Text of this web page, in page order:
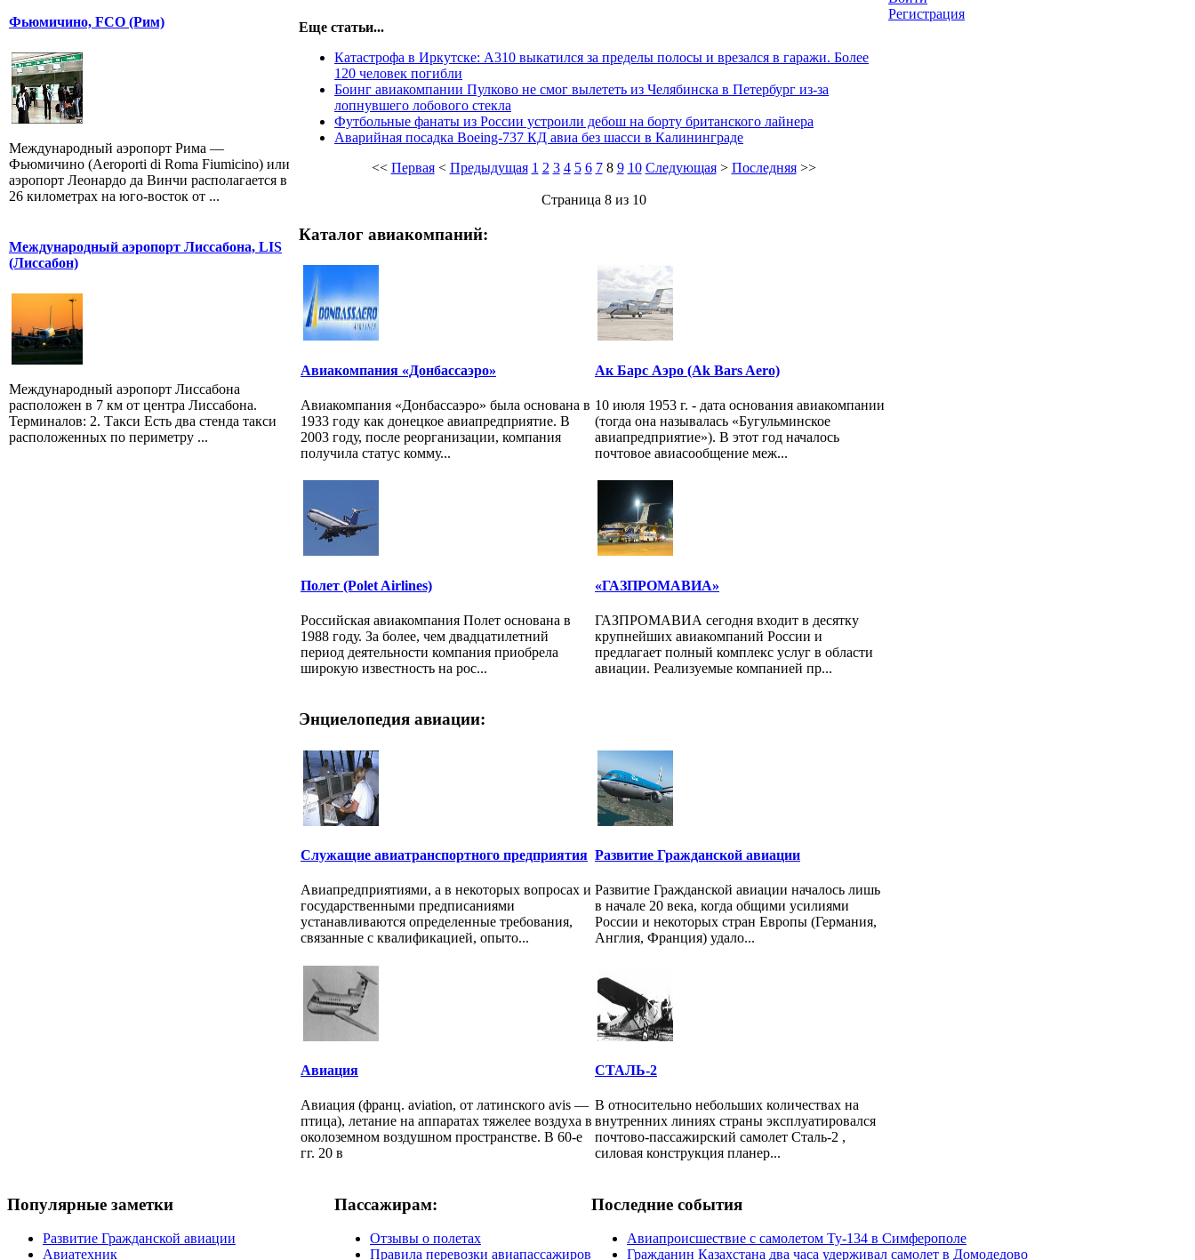
Фьюмичино, FCO (Рим)
Международный аэропорт Рима —
Фьюмичино (Aeroporti di Roma Fiumicino) или
аэропорт Леонардо да Винчи располагается в
26 километрах на юго-восток от ...
Международный аэропорт Лиссабона, LIS
(Лиссабон)
Международный аэропорт Лиссабона
расположен в 7 км от центра Лиссабона.
Терминалов: 2. Такси Есть два стенда такси
расположенных по периметру ...
Еще статьи...
Катастрофа в Иркутске: А310 выкатился за пределы полосы и врезался в гаражи. Более
120 человек погибли
Боинг авиакомпании Пулково не смог вылететь из Челябинска в Петербург из-за
лопнувшего лобового стекла
Футбольные фанаты из России устроили дебош на борту британского лайнера
Аварийная посадка Boeing-737 КД авиа без шасси в Калининграде
<< Первая< Предыдущая 1 2 3 4 5 6 7 8 9 10 Следующая> Последняя>>
Страница 8 из 10
Каталог авиакомпаний:
Авиакомпания «Донбассаэро»
Авиакомпания «Донбассаэро» была основана в
1933 году как донецкое авиапредприятие. В
2003 году, после реорганизации, компания
получила статус комму...
Ак Барс Аэро (Ak Bars Aero)
10 июля 1953 г. - дата основания авиакомпании
(тогда она называлась «Бугульминское
авиапредприятие»). В этот год началось
почтовое авиасообщение меж...
Полет (Polet Airlines)
Российская авиакомпания Полет основана в
1988 году. За более, чем двадцатилетний
период деятельности компания приобрела
широкую известность на рос...
«ГАЗПРОМАВИА»
ГАЗПРОМАВИА сегодня входит в десятку
крупнейших авиакомпаний России и
предлагает полный комплекс услуг в области
авиации. Реализуемые компанией пр...
Энциелопедия авиации:
Служащие авиатранспортного предприятия
Авиапредприятиями, а в некоторых вопросах и
государственными предписаниями
устанавливаются определенные требования,
связанные с квалификацией, опыто...
Развитие Гражданской авиации
Развитие Гражданской авиации началось лишь
в начале 20 века, когда общими усилиями
России и некоторых стран Европы (Германия,
Англия, Франция) удало...
Авиация
Авиация (франц. aviation, от латинского avis —
птица), летание на аппаратах тяжелее воздуха в
околоземном воздушном пространстве. В 60-е
гг. 20 в
СТАЛЬ-2
В относительно небольших количествах на
внутренних линиях страны эксплуатировался
почтово-пассажирский самолет Cтaль-2 ,
силовая конструкция планер...
Регистрация
Популярные заметки
Развитие Гражданской авиации
Авиатехник
Пассажирам:
Отзывы о полетах
Правила перевозки авиапассажиров
Последние события
Авиапроисшествие с самолетом Ту-134 в Симферополе
Гражданин Казахстана два часа удерживал самолет в Домодедово